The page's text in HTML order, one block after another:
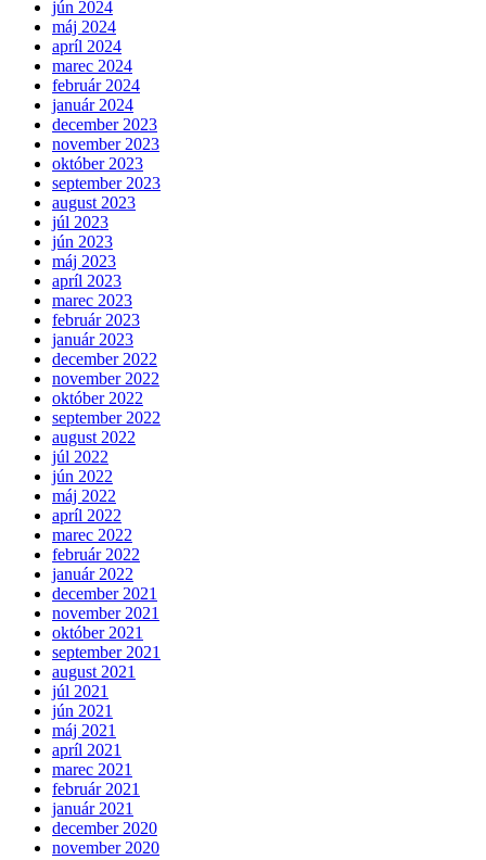
jún 2024
máj 2024
apríl 2024
marec 2024
február 2024
január 2024
december 2023
november 2023
október 2023
september 2023
august 2023
júl 2023
jún 2023
máj 2023
apríl 2023
marec 2023
február 2023
január 2023
december 2022
november 2022
október 2022
september 2022
august 2022
júl 2022
jún 2022
máj 2022
apríl 2022
marec 2022
február 2022
január 2022
december 2021
november 2021
október 2021
september 2021
august 2021
júl 2021
jún 2021
máj 2021
apríl 2021
marec 2021
február 2021
január 2021
december 2020
november 2020